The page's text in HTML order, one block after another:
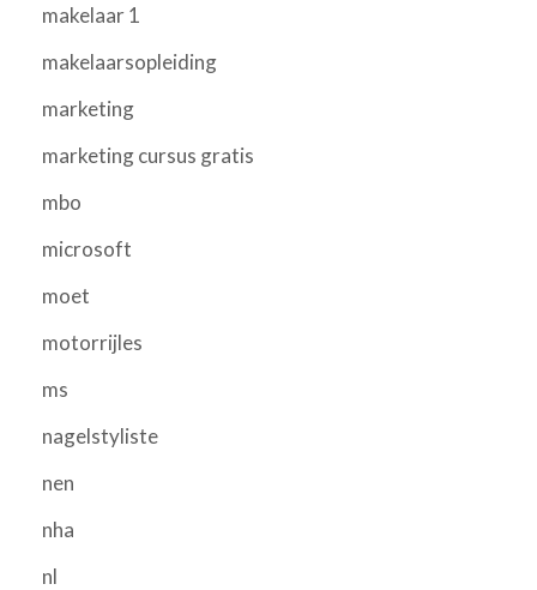
makelaar 1
makelaarsopleiding
marketing
marketing cursus gratis
mbo
microsoft
moet
motorrijles
ms
nagelstyliste
nen
nha
nl